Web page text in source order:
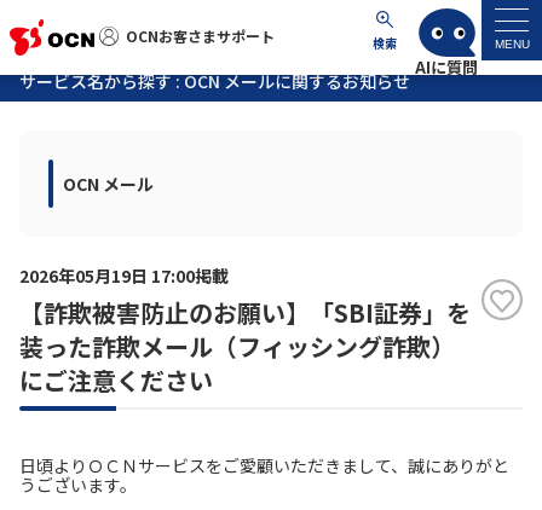
OCNお客さまサポート 検索 MENU
OCNお客さまサポート
マイページ
サポートトップ
よくあるご質問
工事・故障情報
各種ダウンロード
サービス名から探す : OCN メールに関するお知らせ
OCN メール
2026年05月19日 17:00掲載
【詐欺被害防止のお願い】「SBI証券」を
装った詐欺メール（フィッシング詐欺）
にご注意ください
日頃よりＯＣＮサービスをご愛顧いただきまして、誠にありがと
うございます。